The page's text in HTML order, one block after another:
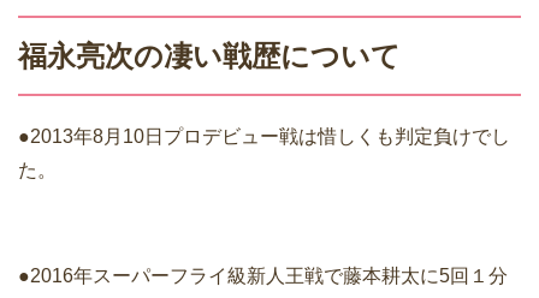
福永亮次の凄い戦歴について
●2013年8月10日プロデビュー戦は惜しくも判定負けでし
た。
●2016年スーパーフライ級新人王戦で藤本耕太に5回１分